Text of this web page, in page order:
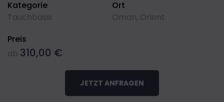
Kategorie
Tauchbasis
Ort
Oman, Orient
Preis
ab 310,00 €
JETZT ANFRAGEN